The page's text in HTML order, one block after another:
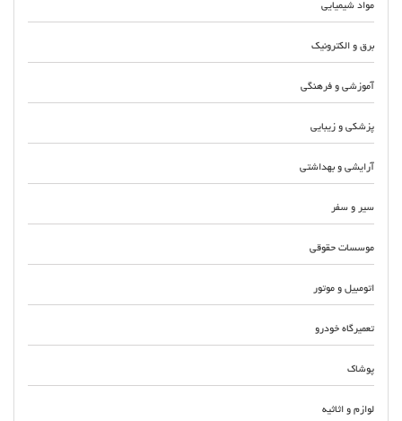
مواد شیمیایی
برق و الکترونیک
آموزشی و فرهنگی
پزشکی و زیبایی
آرایشی و بهداشتی
سیر و سفر
موسسات حقوقی
اتومبیل و موتور
تعمیرگاه خودرو
پوشاک
لوازم و اثاثیه